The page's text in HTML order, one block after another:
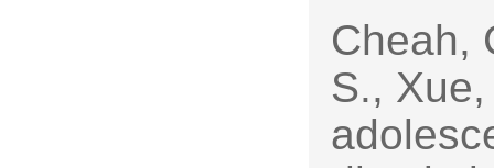
Cheah,
S.,